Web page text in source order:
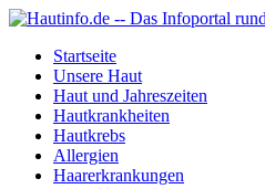
Startseite
Unsere Haut
Haut und Jahreszeiten
Hautkrankheiten
Hautkrebs
Allergien
Haarerkrankungen